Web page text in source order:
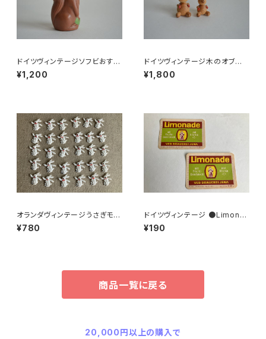
ドイツヴィンテージソフビおすま
しネコ？32
¥1,200
ドイツヴィンテージ木のオブジェ
「クマのおやこ」
¥1,800
オランダヴィンテージうさぎモチ
ーフプラパーツ30個セットNo19
9
¥780
ドイツヴィンテージ ●Limona
deラベル２枚組●
¥190
商品一覧に戻る
20,000円以上の購入で